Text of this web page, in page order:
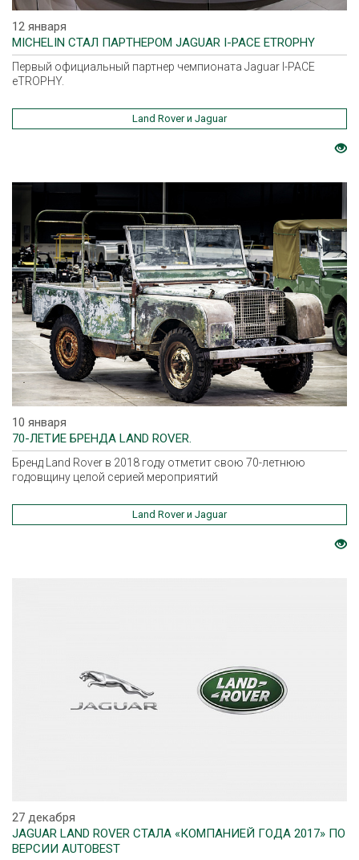
12 января
MICHELIN СТАЛ ПАРТНЕРОМ JAGUAR I-PACE ETROPHY
Первый официальный партнер чемпионата Jaguar I-PACE
eTROPHY.
Land Rover и Jaguar
10 января
70-ЛЕТИЕ БРЕНДА LAND ROVER.
Бренд Land Rover в 2018 году отметит свою 70-летнюю
годовщину целой серией мероприятий
Land Rover и Jaguar
27 декабря
JAGUAR LAND ROVER СТАЛА «КОМПАНИЕЙ ГОДА 2017» ПО
ВЕРСИИ AUTOBEST